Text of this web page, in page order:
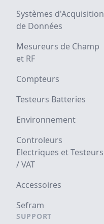
Systèmes d'Acquisition
de Données
Mesureurs de Champ
et RF
Compteurs
Testeurs Batteries
Environnement
Controleurs
Electriques et Testeurs
/ VAT
Accessoires
Sefram
SUPPORT